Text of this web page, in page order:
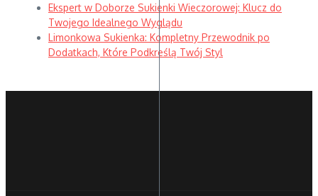
Ekspert w Doborze Sukienki Wieczorowej: Klucz do
Twojego Idealnego Wyglądu
Limonkowa Sukienka: Kompletny Przewodnik po
Dodatkach, Które Podkreślą Twój Styl